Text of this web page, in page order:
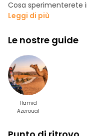
Cosa sperimenterete
e attraversate le
le viste panoramiche
paesaggio dorato.
- Ospitalità nomade:
nelle sue tende
stile di vita resistente
godete di un caldo
Leggi di più
Le nostre guide
Hamid
Azeroual